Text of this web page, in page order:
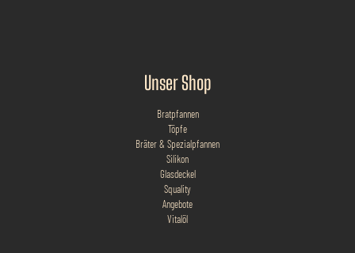
Unser Shop
Bratpfannen
Töpfe
Bräter & Spezialpfannen
Silikon
Glasdeckel
Squality
Angebote
Vitalöl